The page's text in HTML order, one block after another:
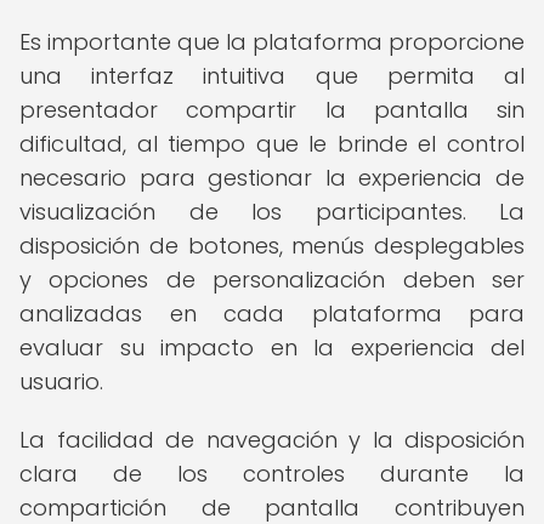
Es importante que la plataforma proporcione
una interfaz intuitiva que permita al
presentador compartir la pantalla sin
dificultad, al tiempo que le brinde el control
necesario para gestionar la experiencia de
visualización de los participantes. La
disposición de botones, menús desplegables
y opciones de personalización deben ser
analizadas en cada plataforma para
evaluar su impacto en la experiencia del
usuario.
La facilidad de navegación y la disposición
clara de los controles durante la
compartición de pantalla contribuyen